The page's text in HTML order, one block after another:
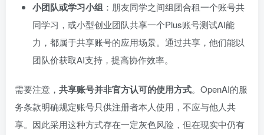
小团队或学习小组 ：朋友同学之间组团合租一个账号共
同学习，或小型创业团队共享一个Plus账号测试AI能
力，都属于共享账号的应用场景。通过共享，他们能以
团队价获取AI支持，提高协作效率。
需要注意， 共享账号并非官方认可的使用方式。OpenAI的服
务条款明确规定账号只供注册者本人使用，不应与他人共
享。因此采用这种方式存在一定灰色风险，但在现实中仍有